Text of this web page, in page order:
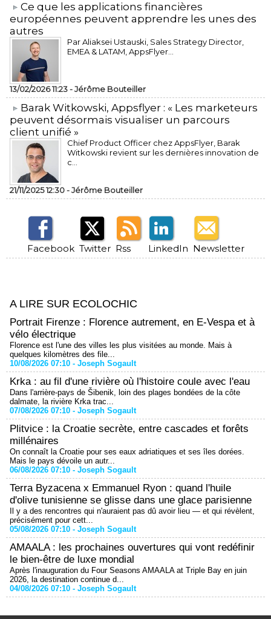
​Ce que les applications financières
européennes peuvent apprendre les unes des
autres
Par Aliaksei Ustauski, Sales Strategy Director,
EMEA & LATAM, AppsFlyer...
13/02/2026 11:23 -Jérôme Bouteiller
​Barak Witkowski, Appsflyer : « Les marketeurs
peuvent désormais visualiser un parcours
client unifié »
Chief Product Officer chez AppsFlyer, ​Barak
Witkowski revient sur les dernières innovation de
c...
21/11/2025 12:30 -Jérôme Bouteiller
Facebook Twitter Rss LinkedIn Newsletter
A LIRE SUR ECOLOCHIC
Portrait Firenze : Florence autrement, en E-Vespa et à
vélo électrique
Florence est l'une des villes les plus visitées au monde. Mais à
quelques kilomètres des file...
10/08/2026 07:10 - Joseph Sogault
Krka : au fil d'une rivière où l'histoire coule avec l'eau
Dans l'arrière-pays de Šibenik, loin des plages bondées de la côte
dalmate, la rivière Krka trac...
07/08/2026 07:10 - Joseph Sogault
Plitvice : la Croatie secrète, entre cascades et forêts
millénaires
On connaît la Croatie pour ses eaux adriatiques et ses îles dorées.
Mais le pays dévoile un autr...
06/08/2026 07:10 - Joseph Sogault
Terra Byzacena x Emmanuel Ryon : quand l'huile
d'olive tunisienne se glisse dans une glace parisienne
Il y a des rencontres qui n'auraient pas dû avoir lieu — et qui révèlent,
précisément pour cett...
05/08/2026 07:10 - Joseph Sogault
AMAALA : les prochaines ouvertures qui vont redéfinir
le bien-être de luxe mondial
Après l'inauguration du Four Seasons AMAALA at Triple Bay en juin
2026, la destination continue d...
04/08/2026 07:10 - Joseph Sogault